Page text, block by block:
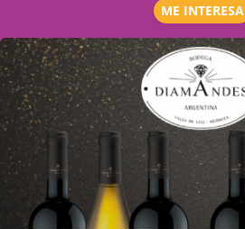
ME INTERESA